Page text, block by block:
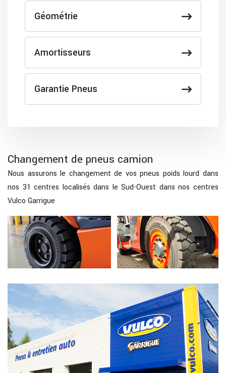
Géométrie
Amortisseurs
Garantie Pneus
Changement de pneus camion
Nous assurons le changement de vos pneus poids lourd dans
nos 31 centres localisés dans le Sud-Ouest dans nos centres
Vulco Garrigue